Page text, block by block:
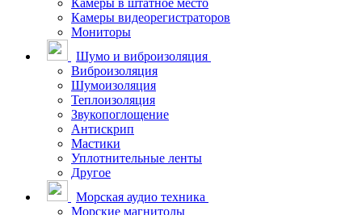
Камеры в штатное место
Камеры видеорегистраторов
Мониторы
Шумо и виброизоляция
Виброизоляция
Шумоизоляция
Теплоизоляция
Звукопоглощение
Антискрип
Мастики
Уплотнительные ленты
Другое
Морская аудио техника
Морские магнитолы